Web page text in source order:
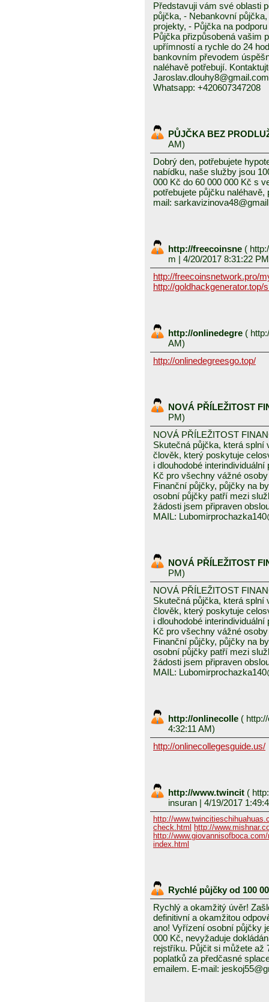
Představuji vám své oblasti
půjčka, - Nebankovní
projekty, - Půjčka na
Půjčka přizpůsobená vašim
upřímností a rychle do 24
bankovním převodem
naléhavě potřebují.
Jaroslav.dlouhy8@gmail.com
Whatsapp: +420607347208
PŮJČKA BEZ
AM)
Dobrý den, potřebujete
nabídku, naše služby jsou
000 Kč do 60 000 000 Kč s
potřebujete půjčku
mail:
http://freecoinsne (
m | 4/20/2017 8:31:22
http://freecoinsnetwork.pro/
http://
http://onlinedegre (
AM)
http://onlinedegreesgo.top/
NOVÁ PŘÍLEŽITOST
PM)
NOVÁ PŘÍLEŽITOST
Skutečná půjčka, která
člověk, který poskytuje
i dlouhodobé
Kč pro všechny vážné
Finanční půjčky, půjčky na
osobní půjčky patří mezi
žádosti jsem připraven
MAIL:
NOVÁ PŘÍLEŽITOST
PM)
NOVÁ PŘÍLEŽITOST
Skutečná půjčka, která
člověk, který poskytuje
i dlouhodobé
Kč pro všechny vážné
Finanční půjčky, půjčky na
osobní půjčky patří mezi
žádosti jsem připraven
MAIL:
http://onlinecolle (
4:32:11 AM)
http://onlinecollegesguide.us/
http://www.twincit (
insuran | 4/19/2017
http://
check.html
http://
http://
index.html
Rychlé půjčky od 100
Rychlý a okamžitý úvěr!
definitivní a okamžitou
ano! Vyřízení osobní půjčky
000 Kč, nevyžaduje
rejstříku. Půjčit si můžete až
poplatků za předčasné
emailem. E-mail: